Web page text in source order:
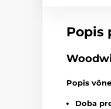
Popis
Popis
Doba